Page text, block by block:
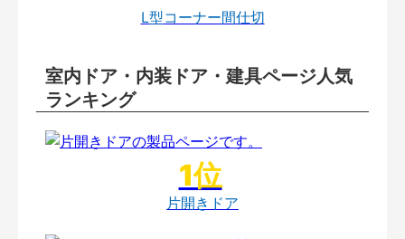
L型コーナー間仕切
室内ドア・内装ドア・建具ページ人気
ランキング
片開きドア